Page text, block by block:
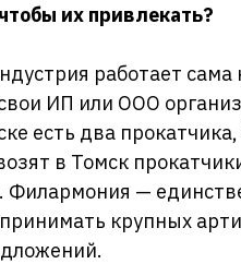
их привлекать?
работает сама
ИП или ООО
есть два
в Томск
Филармония —
крупных